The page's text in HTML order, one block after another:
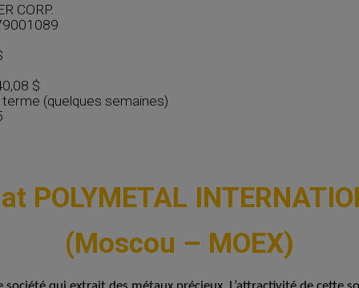
CORP.
$
(quelques semaines)
POLYMETAL
(Moscou – MOEX)